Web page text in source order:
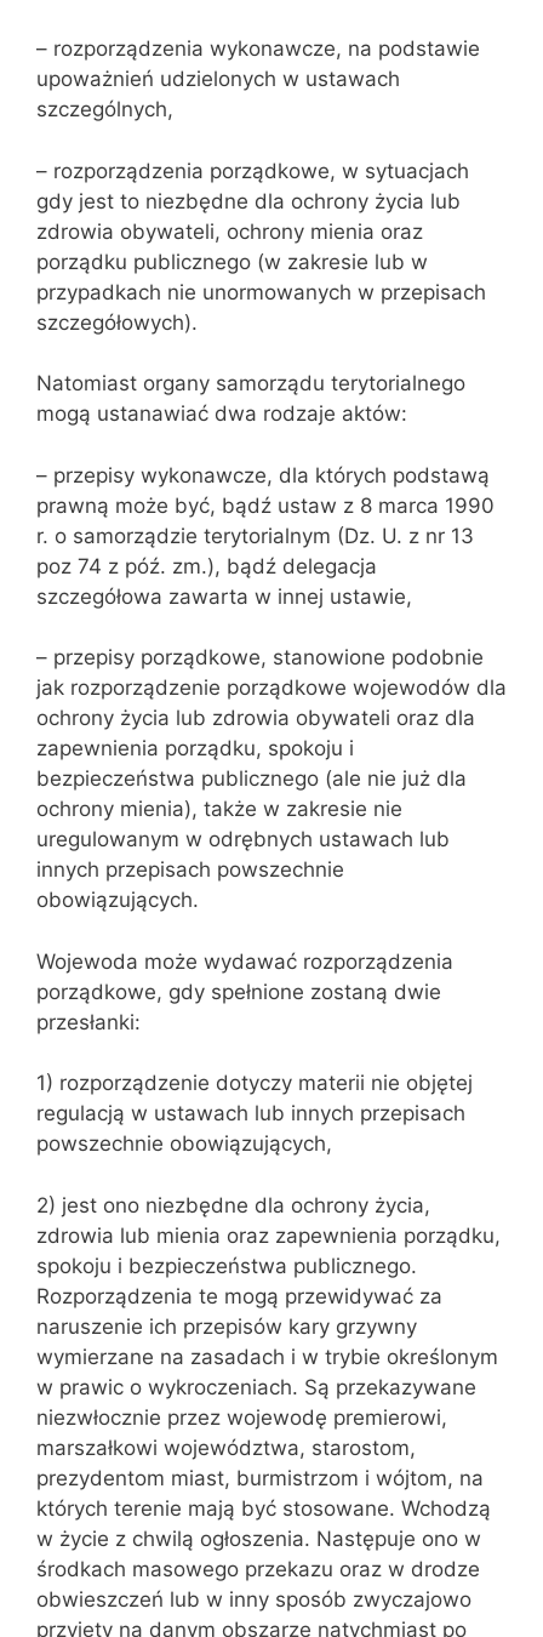
– rozporządzenia wykonawcze, na podstawie
upoważnień udzielonych w ustawach
szczególnych,
– rozporządzenia porządkowe, w sytuacjach
gdy jest to niezbędne dla ochrony życia lub
zdrowia obywateli, ochrony mienia oraz
porządku publicznego (w zakresie lub w
przypadkach nie unormowanych w przepisach
szczegółowych).
Natomiast organy samorządu terytorialnego
mogą ustanawiać dwa rodzaje aktów:
– przepisy wykonawcze, dla których podstawą
prawną może być, bądź ustaw z 8 marca 1990
r. o samorządzie terytorialnym (Dz. U. z nr 13
poz 74 z póź. zm.), bądź delegacja
szczegółowa zawarta w innej ustawie,
– przepisy porządkowe, stanowione podobnie
jak rozporządzenie porządkowe wojewodów dla
ochrony życia lub zdrowia obywateli oraz dla
zapewnienia porządku, spokoju i
bezpieczeństwa publicznego (ale nie już dla
ochrony mienia), także w zakresie nie
uregulowanym w odrębnych ustawach lub
innych przepisach powszechnie
obowiązujących.
Wojewoda może wydawać rozporządzenia
porządkowe, gdy speł‌nione zostaną dwie
przesłanki:
1) rozporządzenie dotyczy materii nie objętej
regulacją w ustawach lub innych przepisach
powszechnie obowiązujących,
2) jest ono niezbędne dla ochrony życia,
zdrowia lub mienia oraz za‌pewnienia porządku,
spokoju i bezpieczeństwa publicznego.
Rozporządzenia te mogą przewidywać za
naruszenie ich przepisów kary grzywny
wymierzane na zasadach i w trybie określonym
w prawic o wykroczeniach. Są przekazywane
niezwłocznie przez wojewodę pre‌mierowi,
marszałkowi województwa, starostom,
prezydentom miast, bur‌mistrzom i wójtom, na
których terenie mają być stosowane. Wchodzą
w ży‌cie z chwilą ogłoszenia. Następuje ono w
środkach masowego przekazu oraz w drodze
obwieszczeń lub w inny sposób zwyczajowo
przyjęty na danym obszarze natychmiast po